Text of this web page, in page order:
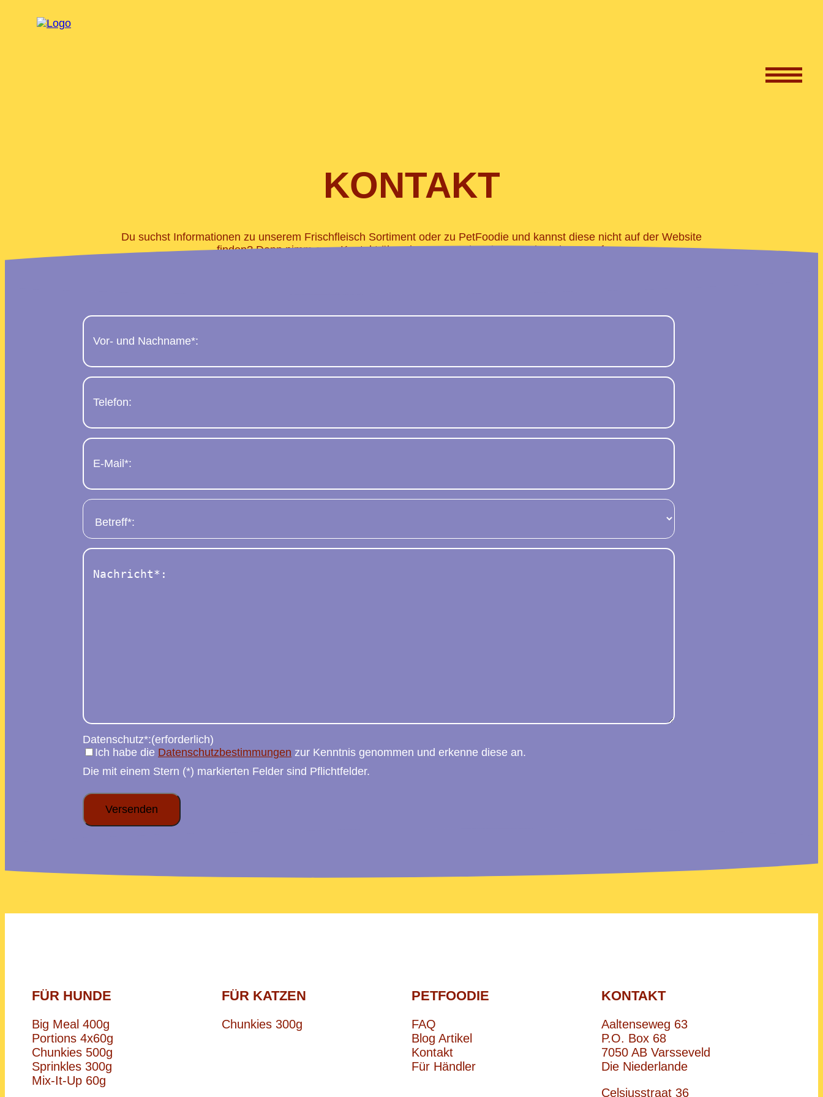
KONTAKT
Du suchst Informationen zu unserem Frischfleisch Sortiment oder zu PetFoodie und kannst diese nicht auf der Website
finden? Dann nimm gern Kontakt über das untenstehende Formular mit uns auf.
Vor-
Nachname (erforderlich)
Telefon
E-
Betreff
Nachricht(erforderlich)
Datenschutz*:(erforderlich)
Ich habe die Datenschutzbestimmungen zur Kenntnis genommen und erkenne diese an.
Die mit einem Stern (*) markierten Felder sind Pflichtfelder.
FÜR HUNDE
Big Meal 400g
Portions 4x60g
Chunkies 500g
Sprinkles 300g
Mix-It-Up 60g
FÜR KATZEN
Chunkies 300g
PETFOODIE
FAQ
Blog Artikel
Kontakt
Für Händler
KONTAKT
Aaltenseweg 63
P.O. Box 68
7050 AB Varsseveld
Die Niederlande
Celsiusstraat 36